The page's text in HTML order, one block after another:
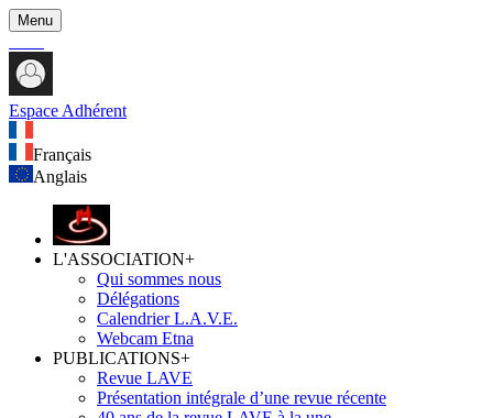
Menu
Espace Adhérent
Français
Anglais
L'ASSOCIATION+
Qui sommes nous
Délégations
Calendrier L.A.V.E.
Webcam Etna
PUBLICATIONS+
Revue LAVE
Présentation intégrale d’une revue récente